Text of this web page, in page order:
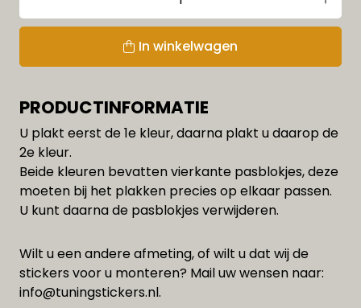
In winkelwagen
PRODUCTINFORMATIE
U plakt eerst de 1e kleur, daarna plakt u daarop de
2e kleur.
Beide kleuren bevatten vierkante pasblokjes, deze
moeten bij het plakken precies op elkaar passen.
U kunt daarna de pasblokjes verwijderen.
Wilt u een andere afmeting, of wilt u dat wij de
stickers voor u monteren? Mail uw wensen naar:
info@tuningstickers.nl.